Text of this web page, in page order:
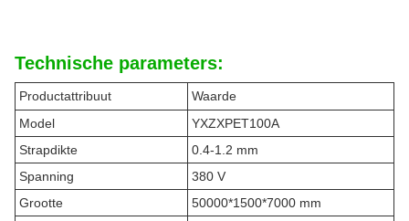
Technische parameters:
Productattribuut
Waarde
Model
YXZXPET100A
Strapdikte
0.4-1.2 mm
Spanning
380 V
Grootte
50000*1500*7000 mm